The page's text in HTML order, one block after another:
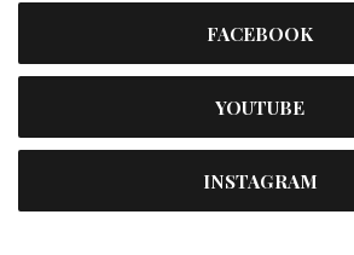
FACEBOOK
YOUTUBE
INSTAGRAM